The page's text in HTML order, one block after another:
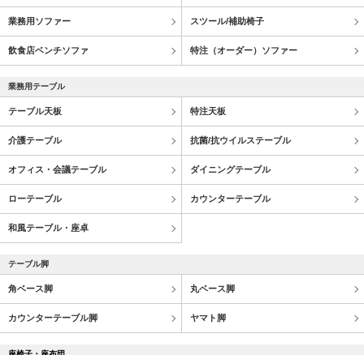
業務用ソファー スツール/補助椅子
飲食店ベンチソファ 特注（オーダー）ソファー
業務用テーブル
テーブル天板 特注天板
介護テーブル 抗菌/抗ウイルステーブル
オフィス・会議テーブル ダイニングテーブル
ローテーブル カウンターテーブル
和風テーブル・座卓
テーブル脚
角ベース脚 丸ベース脚
カウンターテーブル脚 ヤマト脚